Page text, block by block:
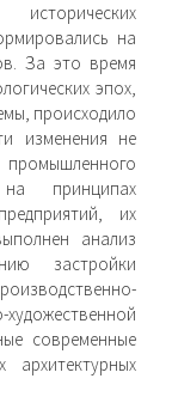
на
За это время
эпох,
происходило
изменения не
промышленного
принципах
их
анализ
застройки
современные
архитектурных